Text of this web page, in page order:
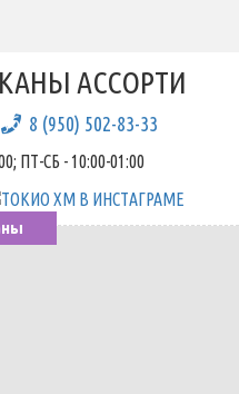
руб.
АССОРТИ
8 (950) 502-83-33
ПТ-СБ - 10:00-01:00